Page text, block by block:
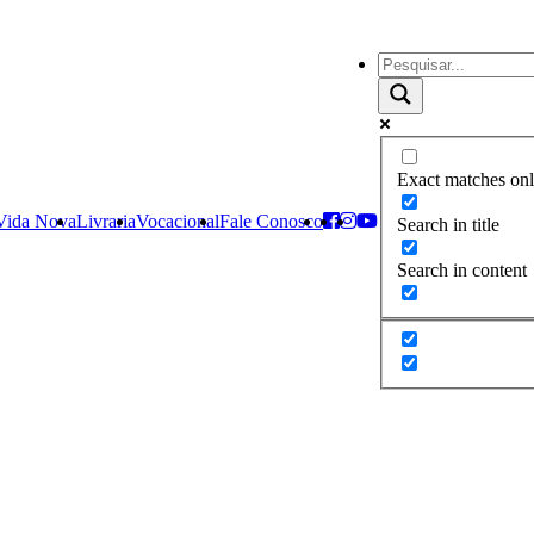
NovaLivrariaVocacionalFale Conosco
Exact matches
Search in title
Search in content